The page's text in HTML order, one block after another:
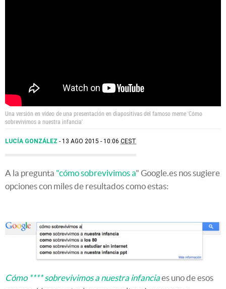
Una versión en vídeo de una presentación en diapositivas del famoso meme 'Cómo
sobrevivimos a nuestra infancia'
LUCÍA GONZÁLEZ 13 AGO 2015 - 10:06 CEST
A la pregunta "cómo sobrevivimos a" Google.es nos sugiere
opciones con miles de resultados como estas:
Cómo **** sobrevivimos a nuestra infanciaes uno de esos